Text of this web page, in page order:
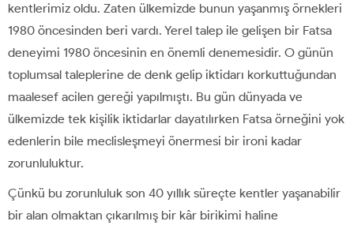
kentlerimiz oldu. Zaten ülkemizde bunun yaşanmış örnekleri
1980 öncesinden beri vardı. Yerel talep ile gelişen bir Fatsa
deneyimi 1980 öncesinin en önemli denemesidir. O günün
toplumsal taleplerine de denk gelip iktidarı korkuttuğundan
maalesef acilen gereği yapılmıştı. Bu gün dünyada ve
ülkemizde tek kişilik iktidarlar dayatılırken Fatsa örneğini yok
edenlerin bile meclisleşmeyi önermesi bir ironi kadar
zorunluluktur.
Çünkü bu zorunluluk son 40 yıllık süreçte kentler yaşanabilir
bir alan olmaktan çıkarılmış bir kâr birikimi haline